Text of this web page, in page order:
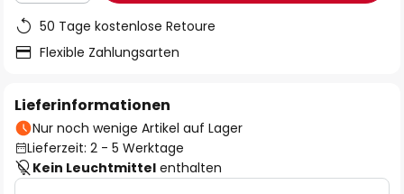
50 Tage kostenlose Retoure
Flexible Zahlungsarten
Lieferinformationen
Nur noch wenige Artikel auf Lager
Lieferzeit: 2 - 5 Werktage
Kein Leuchtmittel enthalten